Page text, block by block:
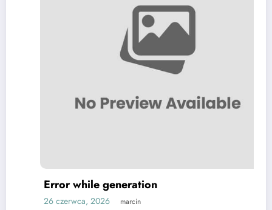
Error while generation
26 czerwca, 2026 marcin